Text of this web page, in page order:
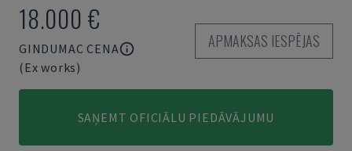
18.000 €
GINDUMAC CENA
(Ex works)
APMAKSAS IESPĒJAS
SAŅEMT OFICIĀLU PIEDĀVĀJUMU